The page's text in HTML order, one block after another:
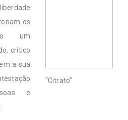
os
um
crítico
a sua
e
“Citrato”